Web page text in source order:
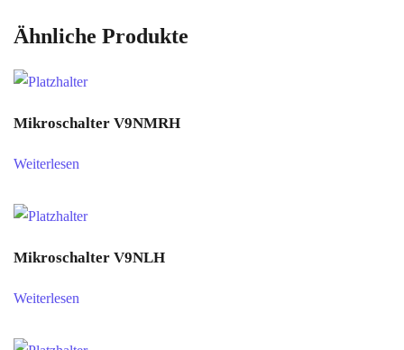
Ähnliche Produkte
Mikroschalter V9NMRH
Weiterlesen
Mikroschalter V9NLH
Weiterlesen